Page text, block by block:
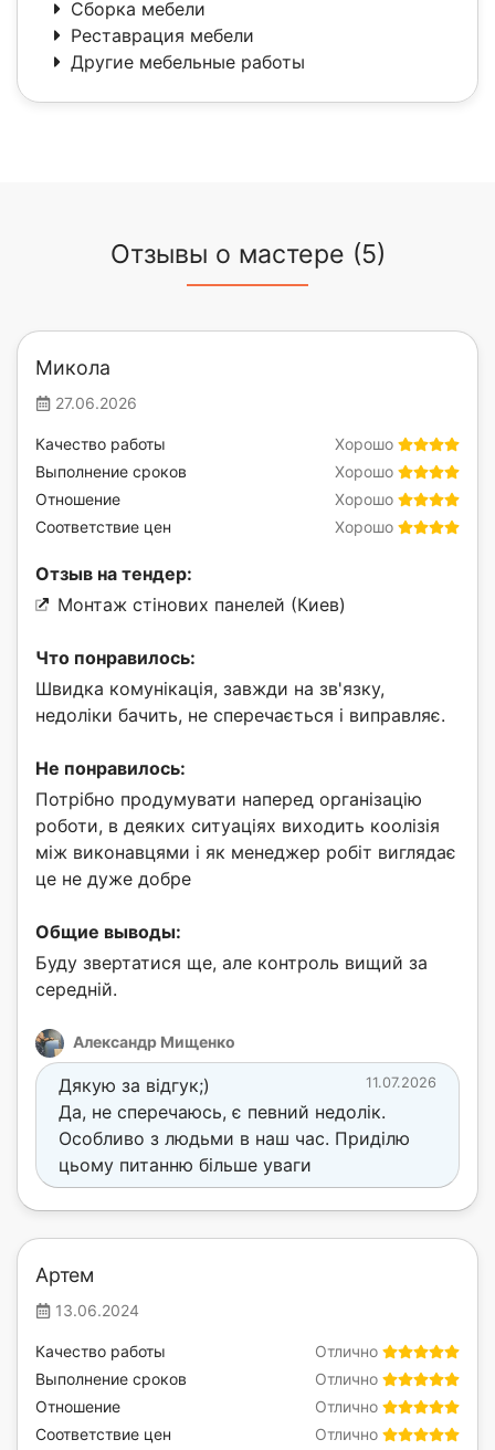
Сборка мебели
Реставрация мебели
Другие мебельные работы
Отзывы о мастере (5)
Микола
27.06.2026
Хорошо
Качество работы
Хорошо
Выполнение сроков
Хорошо
Отношение
Хорошо
Соответствие цен
Отзыв на тендер:
Монтаж стінових панелей (Киев)
Что понравилось:
Швидка комунікація, завжди на зв'язку,
недоліки бачить, не сперечається і виправляє.
Не понравилось:
Потрібно продумувати наперед організацію
роботи, в деяких ситуаціях виходить коолізія
між виконавцями і як менеджер робіт виглядає
це не дуже добре
Общие выводы:
Буду звертатися ще, але контроль вищий за
середній.
Александр Мищенко
11.07.2026
Дякую за відгук;)
Да, не сперечаюсь, є певний недолік.
Особливо з людьми в наш час. Приділю
цьому питанню більше уваги
Артем
13.06.2024
Отлично
Качество работы
Отлично
Выполнение сроков
Отлично
Отношение
Отлично
Соответствие цен